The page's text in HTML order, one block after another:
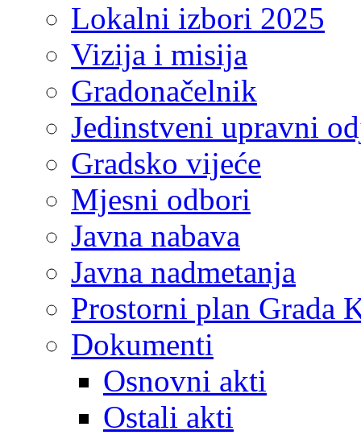
Lokalni izbori 2025
Vizija i misija
Gradonačelnik
Jedinstveni upravni
Gradsko vijeće
Mjesni odbori
Javna nabava
Javna nadmetanja
Prostorni plan Grada
Dokumenti
Osnovni akti
Ostali akti